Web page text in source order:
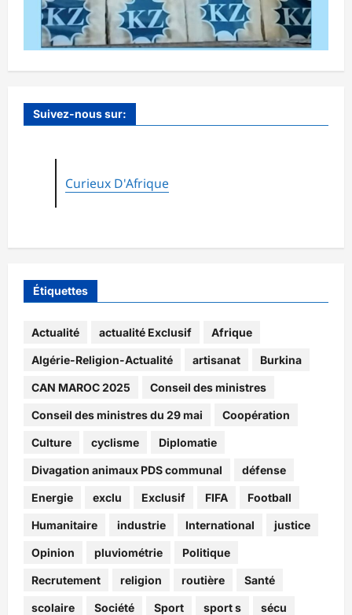
Suivez-nous sur:
Curieux D'Afrique
Étiquettes
Actualité actualité Exclusif Afrique
Algérie-Religion-Actualité artisanat Burkina
CAN MAROC 2025 Conseil des ministres
Conseil des ministres du 29 mai Coopération
Culture cyclisme Diplomatie
Divagation animaux PDS communal défense
Energie exclu Exclusif FIFA Football
Humanitaire industrie International justice
Opinion pluviométrie Politique
Recrutement religion routière Santé
scolaire Société Sport sport s sécu